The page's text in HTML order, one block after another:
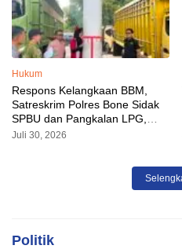
Hukum
Respons Kelangkaan BBM,
Satreskrim Polres Bone Sidak
SPBU dan Pangkalan LPG,
AKP Alvin Aji Imbau Pengelola
Juli 30, 2026
Politik